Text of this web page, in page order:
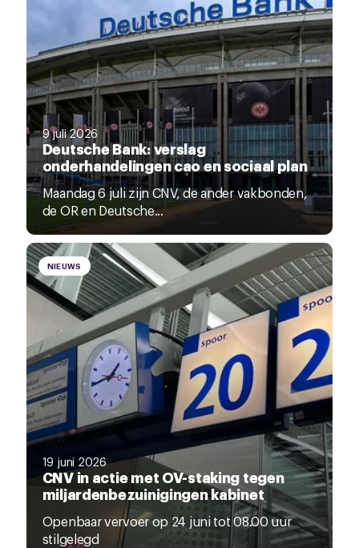
9 juli 2026
Deutsche Bank: verslag
onderhandelingen cao en sociaal plan
Maandag 6 juli zijn CNV, de ander vakbonden,
de OR en Deutsche...
NIEUWS
19 juni 2026
CNV in actie met OV-staking tegen
miljardenbezuinigingen kabinet
Openbaar vervoer op 24 juni tot 08.00 uur
stilgelegd